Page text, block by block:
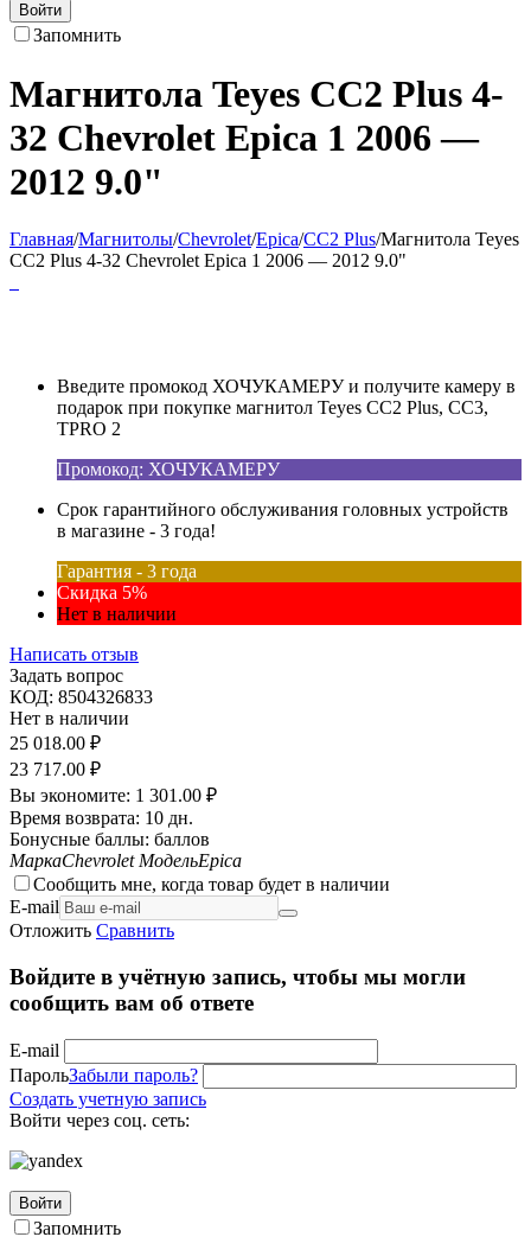
Войти
Запомнить
Магнитола Teyes CC2 Plus 4-
32 Chevrolet Epica 1 2006 —
2012 9.0"
Главная/Магнитолы/Chevrolet/Epica/CC2 Plus/Магнитола Teyes
CC2 Plus 4-32 Chevrolet Epica 1 2006 — 2012 9.0"
Введите промокод ХОЧУКАМЕРУ и получите камеру в
подарок при покупке магнитол Teyes CC2 Plus, CC3,
TPRO 2
Промокод: ХОЧУКАМЕРУ
Срок гарантийного обслуживания головных устройств
в магазине - 3 года!
Гарантия - 3 года
Скидка 5%
Нет в наличии
Написать отзыв
Задать вопрос
КОД: 8504326833
Нет в наличии
25 018.00 ₽
23 717.00 ₽
Вы экономите: 1 301.00 ₽
Время возврата: 10 дн.
Бонусные баллы: баллов
МаркаChevrolet МодельEpica
Сообщить мне, когда товар будет в наличии
E-mail
Отложить Сравнить
Войдите в учётную запись, чтобы мы могли
сообщить вам об ответе
E-mail
ПарольЗабыли пароль?
Создать учетную запись
Войти через соц. сеть:
Войти
Запомнить